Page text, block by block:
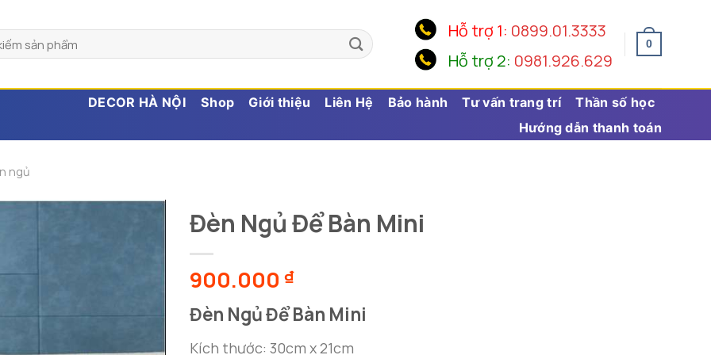
Hỗ trợ 1: 0899.01.3333
Hỗ trợ 2: 0981.926.629
0
DECOR HÀ NỘI Shop Giới thiệu Liên Hệ Bảo hành Tư vấn trang trí
Thần số học
Hướng dẫn thanh toán
ngủ
Đèn Ngủ Để Bàn Mini
900.000 ₫
Đèn Ngủ Để Bàn Mini
Kích thước: 30cm x 21cm